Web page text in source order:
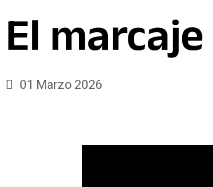
El
01 Marzo 2026